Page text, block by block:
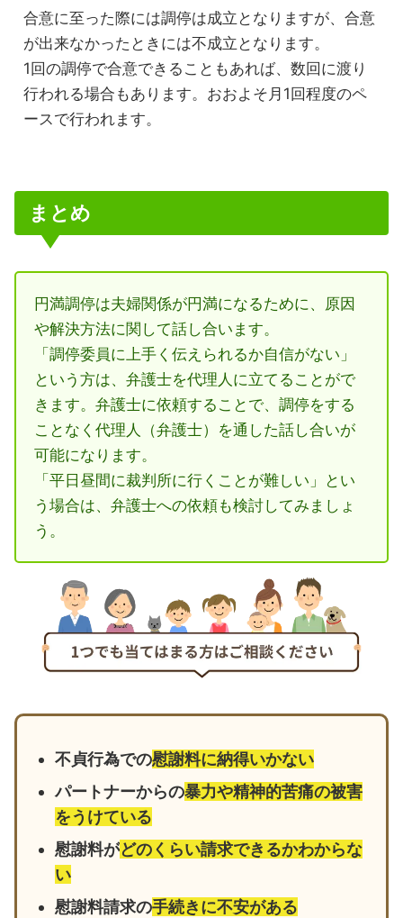
合意に至った際には調停は成立となりますが、合意
が出来なかったときには不成立となります。
1回の調停で合意できることもあれば、数回に渡り
行われる場合もあります。おおよそ月1回程度のペ
ースで行われます。
まとめ
円満調停は夫婦関係が円満になるために、原因
や解決方法に関して話し合います。
「調停委員に上手く伝えられるか自信がない」
という方は、弁護士を代理人に立てることがで
きます。弁護士に依頼することで、調停をする
ことなく代理人（弁護士）を通した話し合いが
可能になります。
「平日昼間に裁判所に行くことが難しい」とい
う場合は、弁護士への依頼も検討してみましょ
う。
不貞行為での慰謝料に納得いかない
パートナーからの暴力や精神的苦痛の被害
をうけている
慰謝料がどのくらい請求できるかわからな
い
慰謝料請求の手続きに不安がある